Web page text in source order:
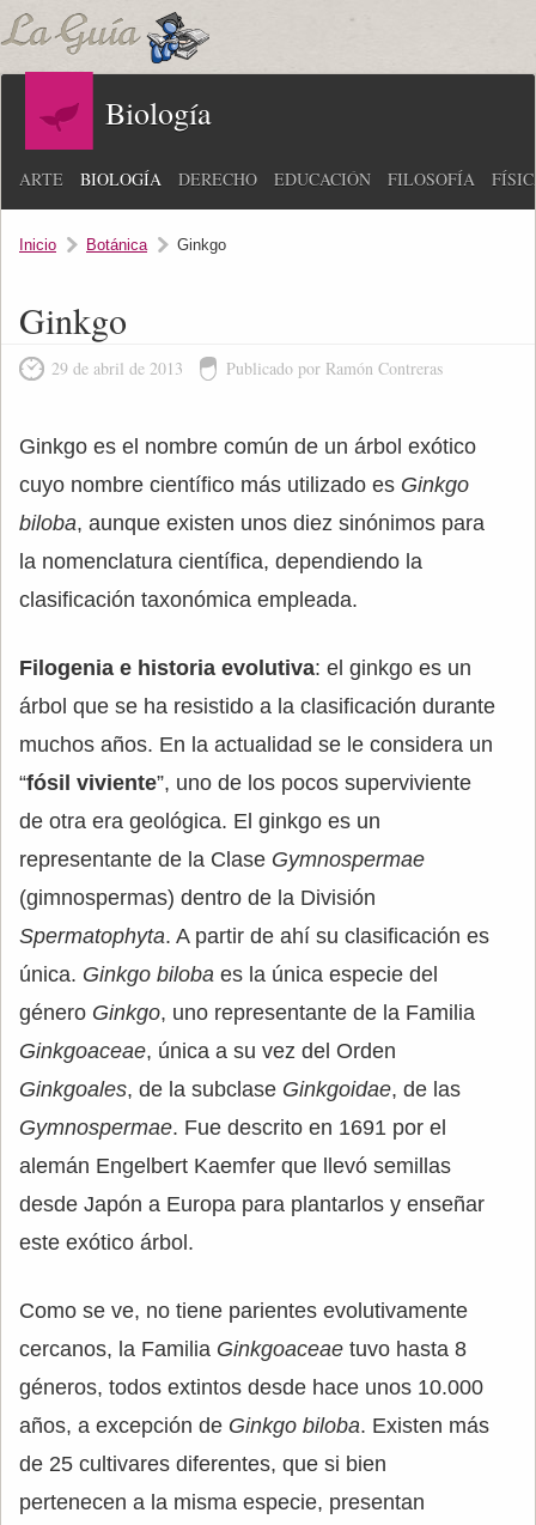
Biología
ARTE BIOLOGÍA DERECHO EDUCACIÓN FILOSOFÍA
Inicio Botánica Ginkgo
Ginkgo
29 de abril de 2013 Publicado por Ramón Contreras
Ginkgo es el nombre común de un árbol exótico
cuyo nombre científico más utilizado es Ginkgo
biloba, aunque existen unos diez sinónimos para
la nomenclatura científica, dependiendo la
clasificación taxonómica empleada.
Filogenia e historia evolutiva: el ginkgo es un
árbol que se ha resistido a la clasificación durante
muchos años. En la actualidad se le considera un
“fósil viviente”, uno de los pocos superviviente
de otra era geológica. El ginkgo es un
representante de la Clase Gymnospermae
(gimnospermas) dentro de la División
Spermatophyta. A partir de ahí su clasificación es
única. Ginkgo biloba es la única especie del
género Ginkgo, uno representante de la Familia
Ginkgoaceae, única a su vez del Orden
Ginkgoales, de la subclase Ginkgoidae, de las
Gymnospermae. Fue descrito en 1691 por el
alemán Engelbert Kaemfer que llevó semillas
desde Japón a Europa para plantarlos y enseñar
este exótico árbol.
Como se ve, no tiene parientes evolutivamente
cercanos, la Familia Ginkgoaceae tuvo hasta 8
géneros, todos extintos desde hace unos 10.000
años, a excepción de Ginkgo biloba. Existen más
de 25 cultivares diferentes, que si bien
pertenecen a la misma especie, presentan